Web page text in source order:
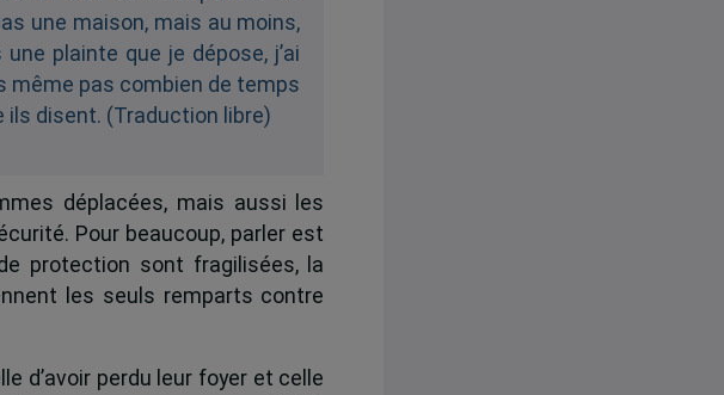
une maison, mais au moins,
plainte que je dépose, j’ai
même pas combien de temps
ils disent. (Traduction libre)
déplacées, mais aussi les
Pour beaucoup, parler est
protection sont fragilisées, la
les seuls remparts contre
d’avoir perdu leur foyer et celle